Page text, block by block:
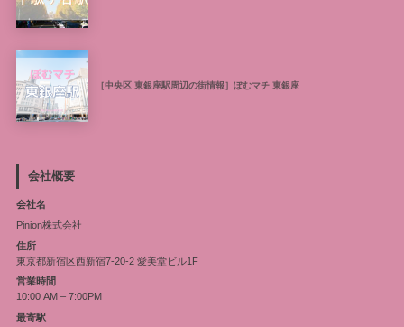
［中央区 東銀座駅周辺の街情報］ぽむマチ 東銀座
会社概要
会社名
Pinion株式会社
住所
東京都新宿区西新宿7-20-2 愛美堂ビル1F
営業時間
10:00 AM – 7:00PM
最寄駅